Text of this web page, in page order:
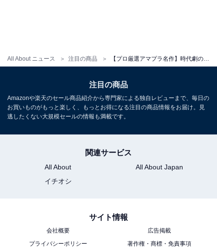
All About ニュース 注目の商品
Amazonで実施中のセールを見る
【プロ厳選アマプラ名作】伝説的監督と新人監
意味でダウナー」な創作物の裏側
注目の商品
Amazonや楽天のセール商品紹介から専門家による独自レビューまで、毎日の
お買いものがもっと楽しく、もっとお得になる注目の商品情報をお届け。見
逃したくない大規模セールの情報も満載です。
関連サービス
All About
All About Japan
イチオシ
サイト情報
会社概要
広告掲載
プライバシーポリシー
著作権・商標・免責事項